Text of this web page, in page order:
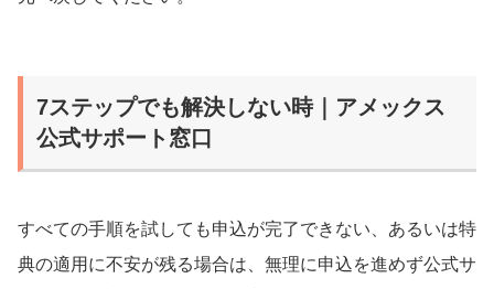
7ステップでも解決しない時｜アメックス
公式サポート窓口
すべての手順を試しても申込が完了できない、あるいは特
典の適用に不安が残る場合は、無理に申込を進めず公式サ